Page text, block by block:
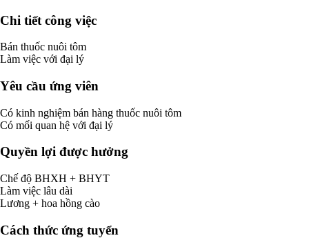
Chi tiết công việc
Bán thuốc nuôi tôm
Làm việc với đại lý
Yêu cầu ứng viên
Có kinh nghiệm bán hàng thuốc nuôi tôm
Có mối quan hệ với đại lý
Quyền lợi được hưởng
Chế độ BHXH + BHYT
Làm việc lâu dài
Lương + hoa hồng cào
Cách thức ứng tuyển